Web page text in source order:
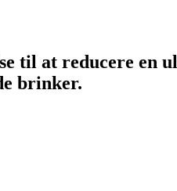
til at reducere en
brinker.